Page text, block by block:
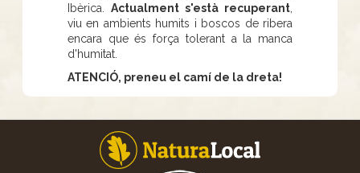
Ibèrica. Actualment s'està recuperant
viu en ambients humits i boscos de ribera
encara que és força tolerant a la manca
d'humitat.
ATENCIÓ, preneu el camí de la dreta!